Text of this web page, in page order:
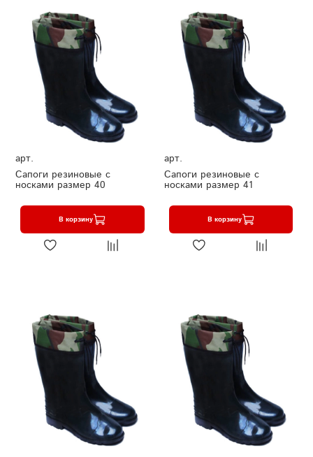
арт.
Сапоги резиновые с
носками размер 40
В корзину
арт.
Сапоги резиновые с
носками размер 41
В корзину